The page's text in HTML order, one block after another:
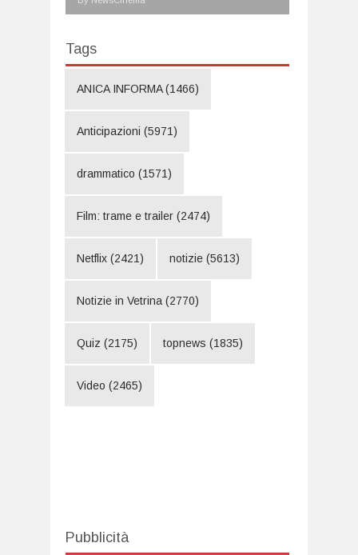
Tags
ANICA INFORMA(1466)
Anticipazioni (5971)
drammatico (1571)
Film: trame e trailer (2474)
Netflix (2421) notizie (5613)
Notizie in Vetrina (2770)
Quiz (2175) topnews (1835)
Video (2465)
Pubblicità